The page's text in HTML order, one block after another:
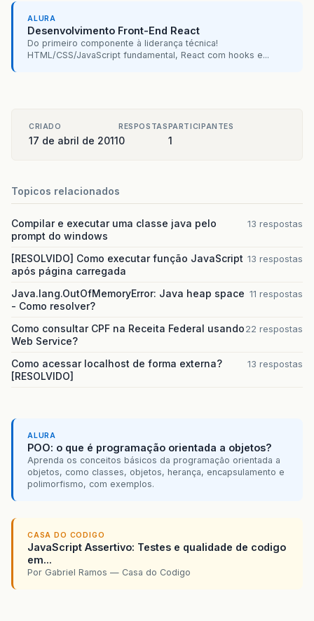
&lt;/div&gt;
&lt;/ h:body&gt;
&lt;/html&gt ;
ALURA
Desenvolvimento Front-End React
Do primeiro componente à liderança técnica!
HTML/CSS/JavaScript fundamental, React com hooks e...
CRIADO
17 de abril de 2011
RESPOSTAS
0
PARTICIPANTES
1
Topicos relacionados
Compilar e executar uma classe java pelo
prompt do windows
13 respostas
[RESOLVIDO] Como executar função JavaScript
após página carregada
13 respostas
Java.lang.OutOfMemoryError: Java heap space
- Como resolver?
11 respostas
Como consultar CPF na Receita Federal usando
Web Service?
22 respostas
Como acessar localhost de forma externa?
[RESOLVIDO]
13 respostas
ALURA
POO: o que é programação orientada a objetos?
Aprenda os conceitos básicos da programação orientada a
objetos, como classes, objetos, herança, encapsulamento e
polimorfismo, com exemplos.
CASA DO CODIGO
JavaScript Assertivo: Testes e qualidade de codigo
em...
Por Gabriel Ramos — Casa do Codigo